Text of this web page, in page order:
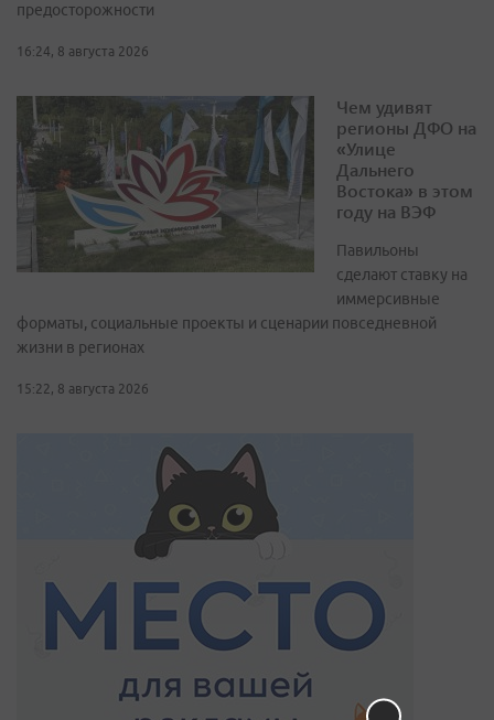
предосторожности
16:24, 8 августа 2026
Чем удивят
регионы ДФО на
«Улице
Дальнего
Востока» в этом
году на ВЭФ
Павильоны
сделают ставку на
иммерсивные
форматы, социальные проекты и сценарии повседневной
жизни в регионах
15:22, 8 августа 2026